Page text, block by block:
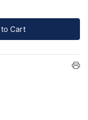
Cart